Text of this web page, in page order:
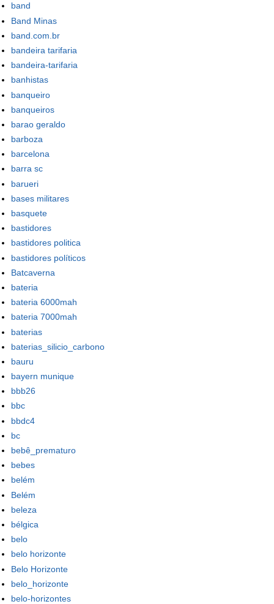
band
Band Minas
band.com.br
bandeira tarifaria
bandeira-tarifaria
banhistas
banqueiro
banqueiros
barao geraldo
barboza
barcelona
barra sc
barueri
bases militares
basquete
bastidores
bastidores politica
bastidores políticos
Batcaverna
bateria
bateria 6000mah
bateria 7000mah
baterias
baterias_silicio_carbono
bauru
bayern munique
bbb26
bbc
bbdc4
bc
bebê_prematuro
bebes
belém
Belém
beleza
bélgica
belo
belo horizonte
Belo Horizonte
belo_horizonte
belo-horizontes